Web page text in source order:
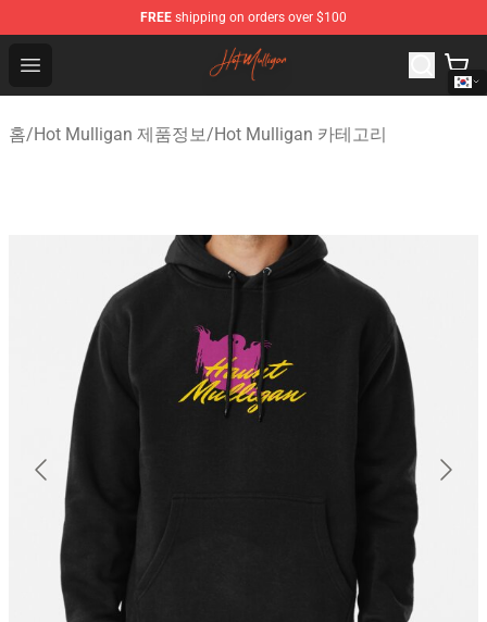
FREE shipping on orders over $100
Open menu
Hot Mulligan Shop - Official Hot Mulligan Merchandise
홈/Hot Mulligan 제품정보/Hot Mulligan 카테고리